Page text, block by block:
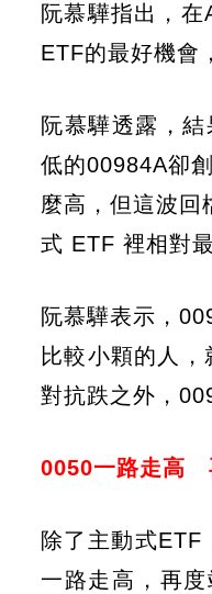
阮慕驊指出，
ETF的最好機會
阮慕驊透露，
低的00984A卻
麼高，但這波回
式 ETF 裡相對最
阮慕驊表示，
比較小顆的人
對抗跌之外，
0050一路走高
除了主動式
一路走高，再